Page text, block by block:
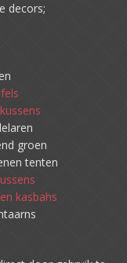
decors;
groen
tenten
kasbahs